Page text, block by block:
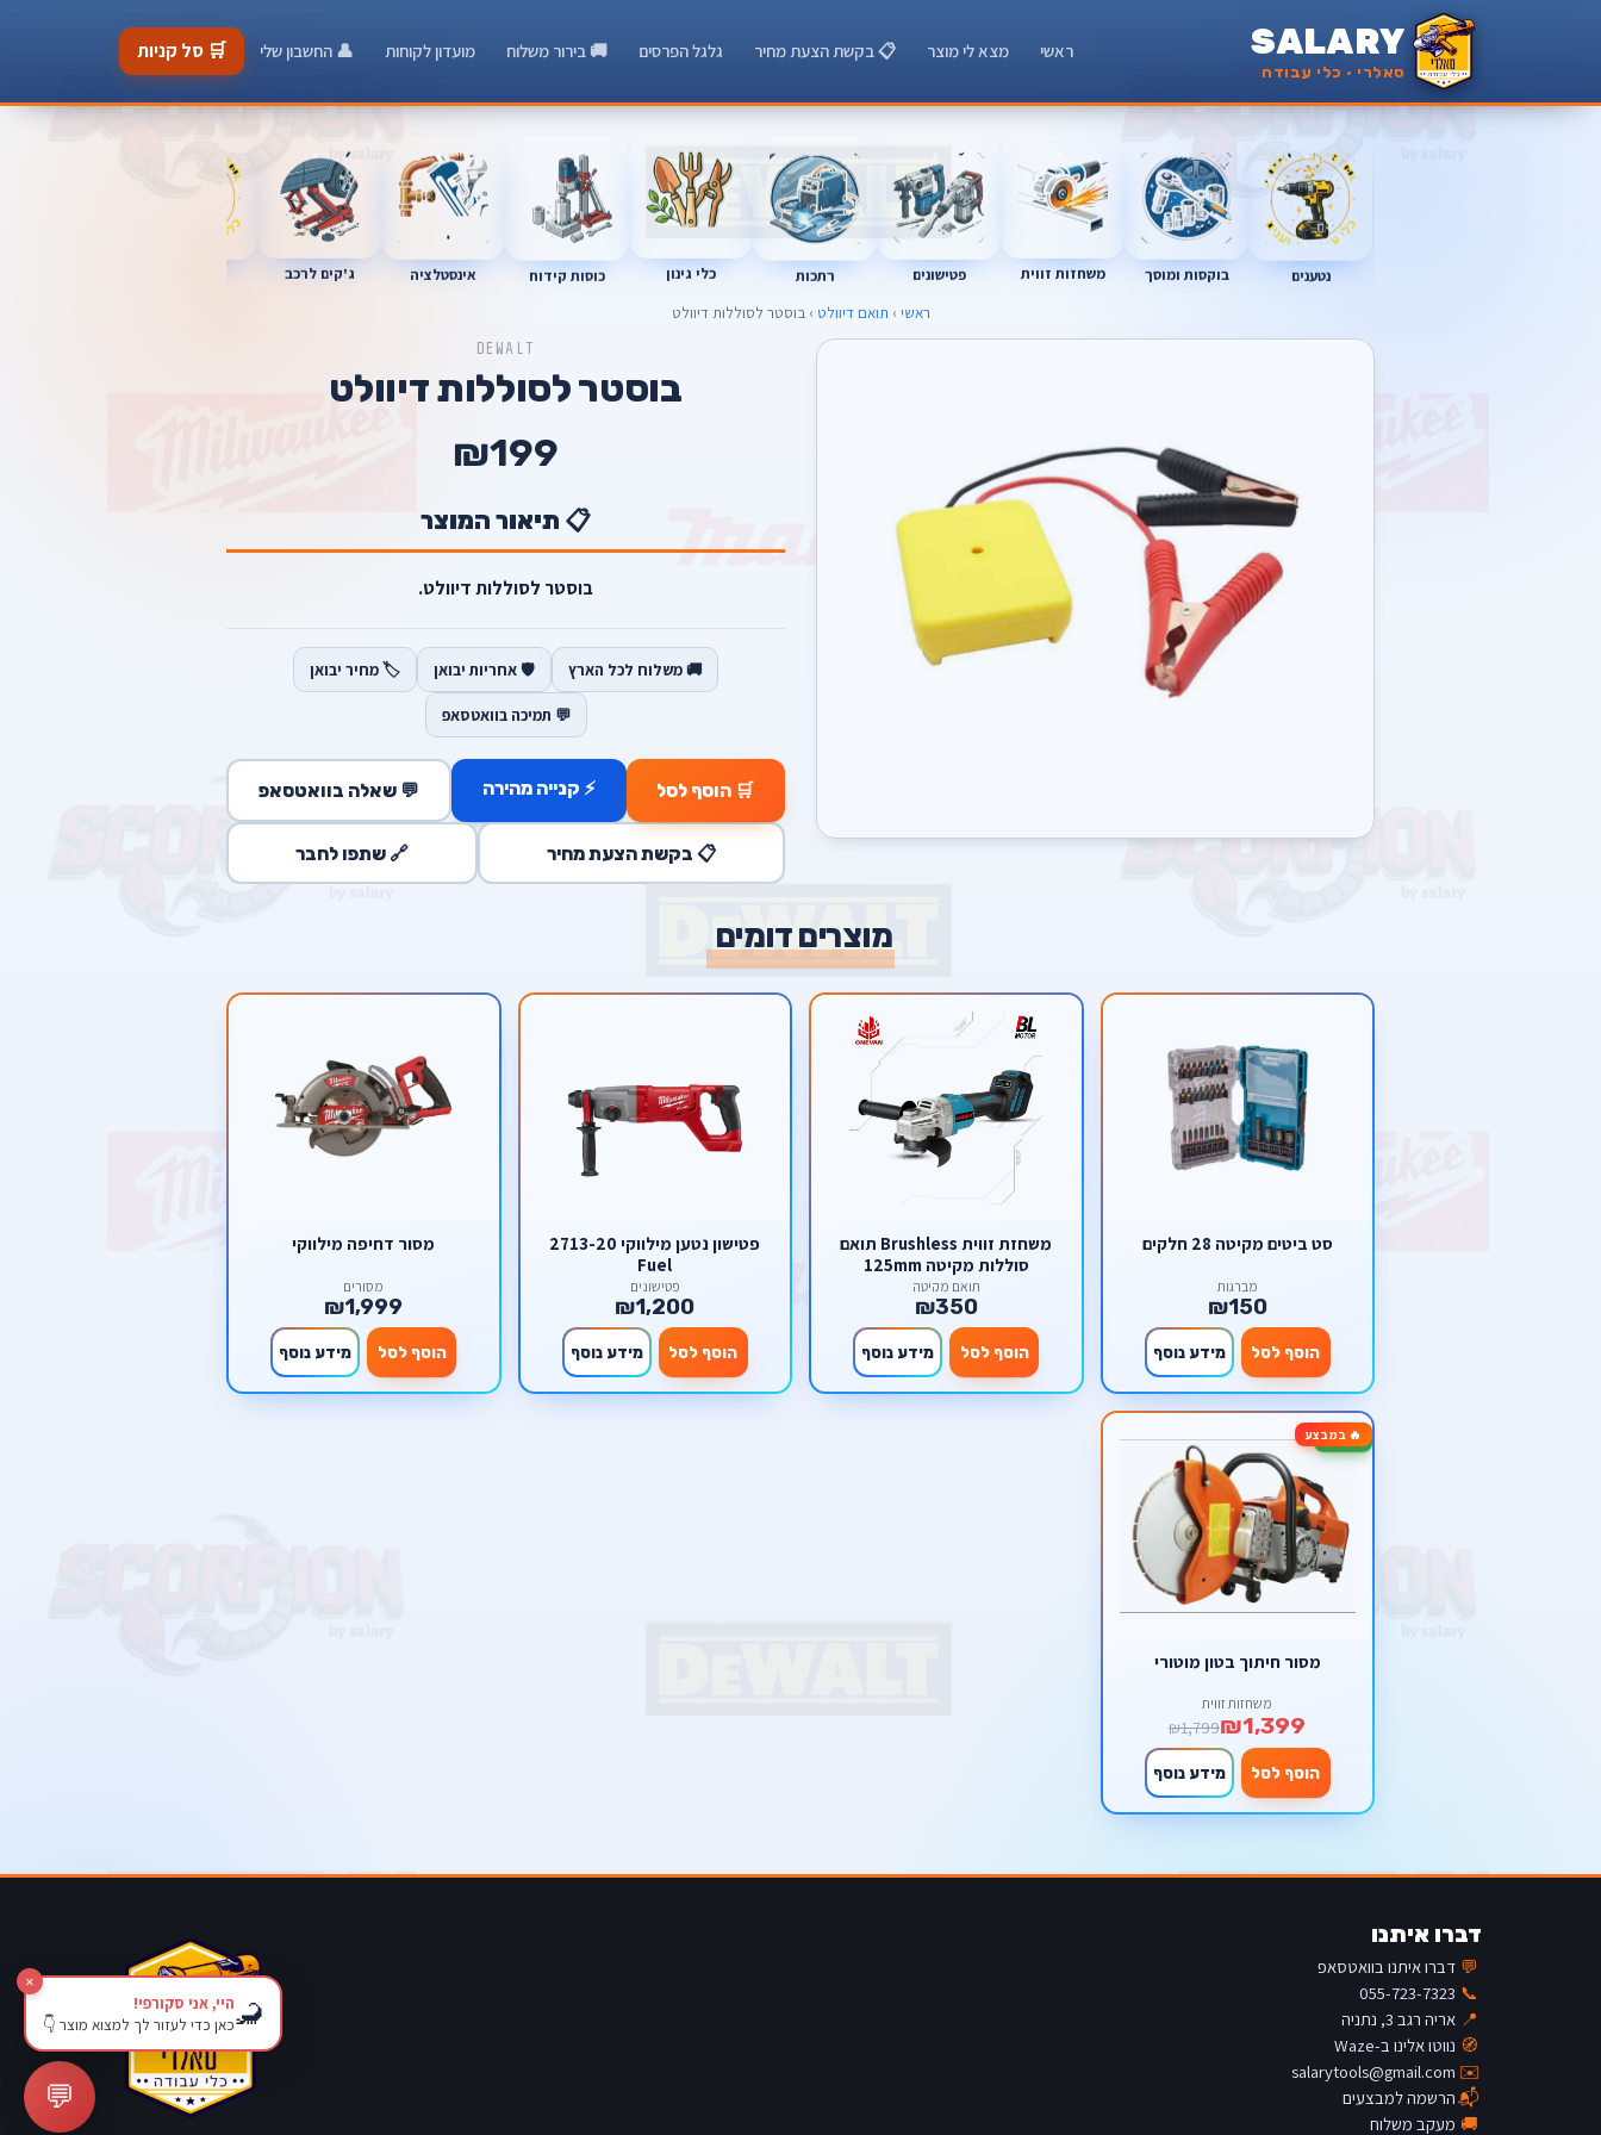
SALARY
סאלרי · כלי עבודה
ראשי מצא לי מוצר 📋 בקשת הצעת מחיר גלגל הפרסים 🚚 בירור משלוח מועדון לקוחות 👤 החשבון שלי 🛒 סל קניות
נטענים בוקסות ומוסך משחזות זווית פטישונים רתכות כלי גינון כוסות קידוח אינסטלציה ג'קים לרכב
ראשי › תואם דיוולט › בוסטר לסוללות דיוולט
DEWALT
בוסטר לסוללות דיוולט
₪199
📋 תיאור המוצר
בוסטר לסוללות דיוולט.
🚚 משלוח לכל הארץ 🛡️ אחריות יבואן 🏷️ מחיר יבואן
💬 תמיכה בוואטסאפ
🛒 הוסף לסל ⚡ קנייה מהירה 💬 שאלה בוואטסאפ
📋 בקשת הצעת מחיר 🔗 שתפו לחבר
מוצרים דומים
סט ביטים מקיטה 28 חלקים
מברגות
₪150
הוסף לסל מידע נוסף
משחזת זווית Brushless תואם
סוללות מקיטה 125mm
תואם מקיטה
₪350
הוסף לסל מידע נוסף
פטישון נטען מילווקי 2713-20
Fuel
פטישונים
₪1,200
הוסף לסל מידע נוסף
מסור דחיפה מילווקי
מסורים
₪1,999
הוסף לסל מידע נוסף
🔥 במבצע-22%
מסור חיתוך בטון מוטורי
משחזות זווית
₪1,399
₪1,799
הוסף לסל מידע נוסף
דברו איתנו
💬 דברו איתנו בוואטסאפ
📞
055-723-7323
📍 אריה רגב 3, נתניה
🧭 נווטו אלינו ב-Waze
✉️
salarytools@gmail.com
📬הרשמה למבצעים
🚚 מעקב משלוח
💬
×
🦂היי, אני סקורפי!
כאן כדי לעזור לך למצוא מוצר 👇